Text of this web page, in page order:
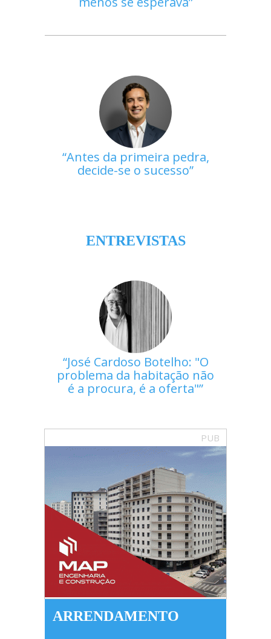
Antes da primeira pedra,
decide-se o sucesso
ENTREVISTAS
José Cardoso Botelho: "O
problema da habitação não
é a procura, é a oferta"
PUB
ARRENDAMENTO